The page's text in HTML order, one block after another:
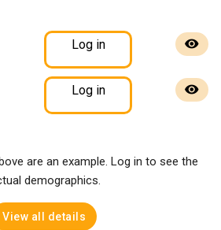
Log in
Log in
are an example. Log in to see the
demographics.
View all details